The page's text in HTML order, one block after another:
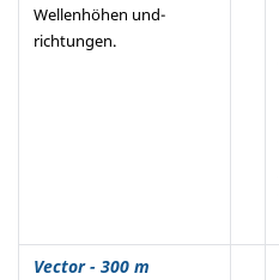
Wellenhöhen und-
richtungen.
Vector - 300 m